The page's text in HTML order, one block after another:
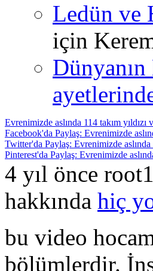
Ledün ve
için
Evrenimizde aslında 114 takım yıldızı
Facebook'da Paylaş: Evrenimizde
Twitter'da Paylaş: Evrenimizde aslında
Pinterest'da Paylaş: Evrenimizde
4 yıl önce
hakkında hiç
bu video
bölümlerdir.